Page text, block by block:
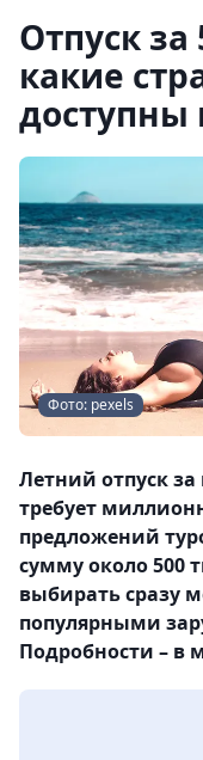
Отпуск за
какие
доступны
Фото: pexels
Летний отпуск
требует
предложений
сумму около 500
выбирать сразу
популярными
Подробности – в